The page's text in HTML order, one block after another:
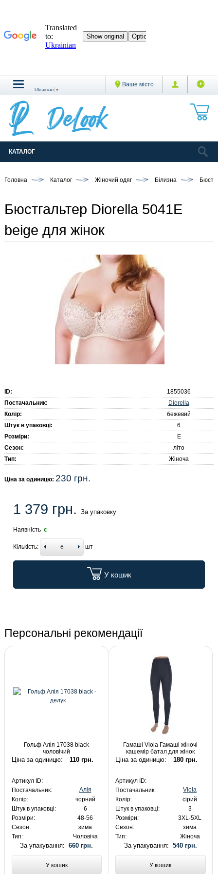
Ваше місто
Ukrainian ▼
КАТАЛОГ
Головна Каталог Жіночий одяг Білизна
Бюстгальтер Diorella 5041E
beige для жінок
ID:
1855036
Постачальник:
Diorella
Колір:
бежевий
Штук в упаковці:
6
Розміри:
E
Сезон:
літо
Тип:
Жіноча
Ціна за одиницю: 230 грн.
1 379 грн. За упаковку
Наявність є
Кількість: шт
У кошик
Персональні рекомендації
Гольф Алія 17038 black
чоловічий
Ціна за одиницю: 110 грн.
Артикул ID:
Постачальник:
Алія
Колір:
чорний
Штук в упаковці:
6
Розміри:
48-56
Сезон:
зима
Тип:
Чоловіча
За упакування:660 грн.
У кошик
Гамаші Viola Гамаші жіночі
кашемір батал для жінок
Ціна за одиницю: 180 грн.
Артикул ID:
Постачальник:
Viola
Колір:
сірий
Штук в упаковці:
3
Розміри:
3XL-5XL
Сезон:
зима
Тип:
Жіноча
За упакування: 540 грн.
У кошик